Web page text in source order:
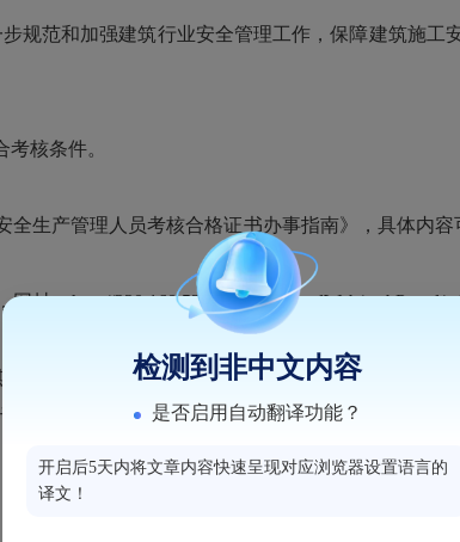
范和加强建筑行业安全管理工作，保障建筑施工
核条件。
产管理人员考核合格证书办事指南》，具体内容
：http://220.160.52.118:9084/portalWeb/webPortal/
名→企业确认提交→鼓楼区住建局审核报考资格→
人员综合服务平台”打印电子证书，网址：http://
检测到非中文内容
是否启用自动翻译功能？
开启后5天内将文章内容快速呈现对应浏览器设置语言的
译文！